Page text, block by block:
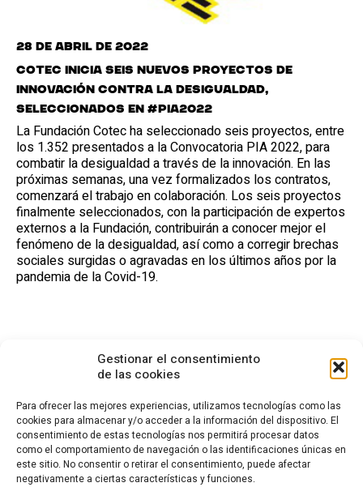
Gestionar el consentimiento
de las cookies
Para ofrecer las mejores experiencias, utilizamos tecnologías como las
cookies para almacenar y/o acceder a la información del dispositivo. El
consentimiento de estas tecnologías nos permitirá procesar datos
como el comportamiento de navegación o las identificaciones únicas en
este sitio. No consentir o retirar el consentimiento, puede afectar
negativamente a ciertas características y funciones.
28 de abril de 2022
Cotec inicia seis nuevos proyectos de
innovación contra la desigualdad,
seleccionados en #PIA2022
La Fundación Cotec ha seleccionado seis proyectos, entre
los 1.352 presentados a la Convocatoria PIA 2022, para
combatir la desigualdad a través de la innovación. En las
próximas semanas, una vez formalizados los contratos,
comenzará el trabajo en colaboración. Los seis proyectos
finalmente seleccionados, con la participación de expertos
externos a la Fundación, contribuirán a conocer mejor el
fenómeno de la desigualdad, así como a corregir brechas
sociales surgidas o agravadas en los últimos años por la
pandemia de la Covid-19.
CONTACTO
Calle Cea Bermúdez, 3
28003 - Madrid. España